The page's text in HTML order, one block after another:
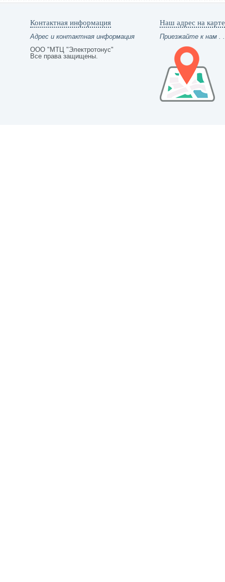
Контактная информация
Адрес и контактная информация
ООО "МТЦ "Электротонус"
Все права защищены.
Наш адрес на карте
Приезжайте к нам .